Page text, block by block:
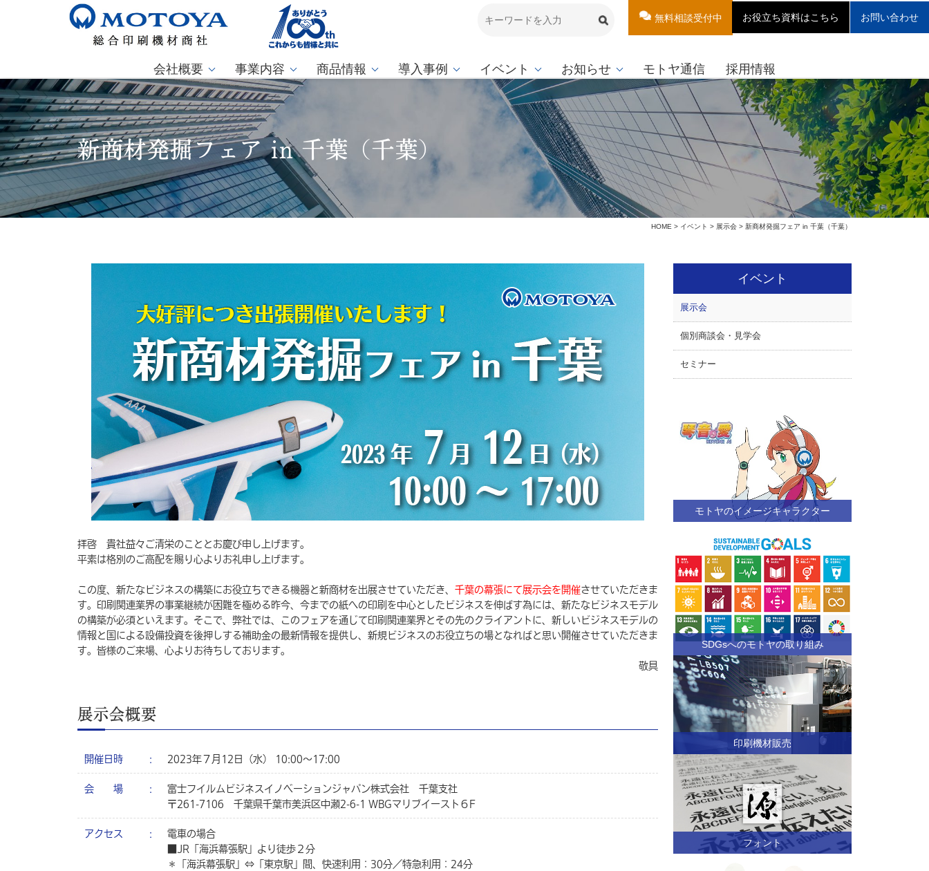
無料相談受付中 お役立ち資料はこちら お問い合わせ
会社概要 事業内容 商品情報 導入事例 イベント お知らせ モトヤ通信 採用情報
新商材発掘フェア in 千葉（千葉）
HOME > イベント > 展示会 > 新商材発掘フェア in 千葉（千葉）
拝啓 貴社益々ご清栄のこととお慶び申し上げます。
平素は格別のご高配を賜り心よりお礼申し上げます。
この度、新たなビジネスの構築にお役立ちできる機器と新商材を出展させていただき、 千葉の幕張にて展示会を開催させていただきま
す。印刷関連業界の事業継続が困難を極める昨今、今までの紙への印刷を中心としたビジネスを伸ばす為には、新たなビジネスモデル
の構築が必須といえます。そこで、弊社では、このフェアを通じて印刷関連業界とその先のクライアントに、新しいビジネスモデルの
情報と国による設備投資を後押しする補助金の最新情報を提供し、新規ビジネスのお役立ちの場となればと思い開催させていただきま
す。皆様のご来場、心よりお待ちしております。
敬具
展示会概要
開催日時 2023年７月12日（水） 10:00～17:00
会 場
富士フイルムビジネスイノベーションジャパン株式会社 千葉支社
〒261-7106 千葉県千葉市美浜区中瀬2-6-1 WBGマリブイースト６F
アクセス
電車の場合
■JR「海浜幕張駅」より徒歩２分
＊「海浜幕張駅」⇔「東京駅」間、快速利用：30分／特急利用：24分
イベント
展示会
個別商談会・見学会
セミナー
モトヤのイメージキャラクター
SDGsへのモトヤの取り組み
印刷機材販売
フォント